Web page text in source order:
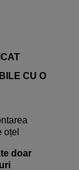
CU O
doar